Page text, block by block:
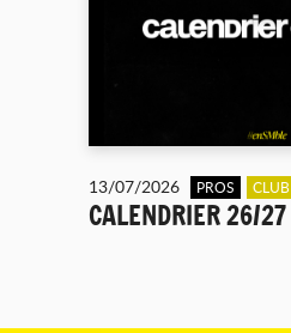
13/07/2026 PROS CLUB
CALENDRIER 26/27